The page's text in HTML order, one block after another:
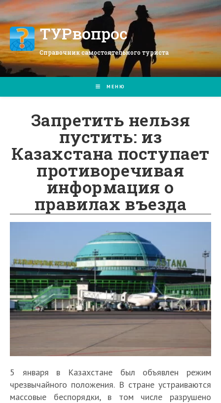
Перейти
к
содержимомуТУРвопрос
Справочник самостоятельного туриста
МЕНЮ
Запретить нельзя
пустить: из
Казахстана поступает
противоречивая
информация о
правилах въезда
5 января в Казахстане был объявлен режим
чрезвычайного положения. В стране устраиваются
массовые беспорядки, в том числе разрушено